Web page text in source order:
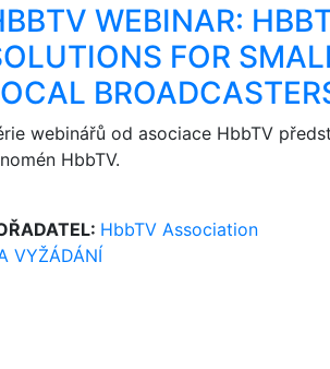
WEBINAR:
FOR
webinářů od asociace HbbTV
HbbTV.
HbbTV Association
VYŽÁDÁNÍ